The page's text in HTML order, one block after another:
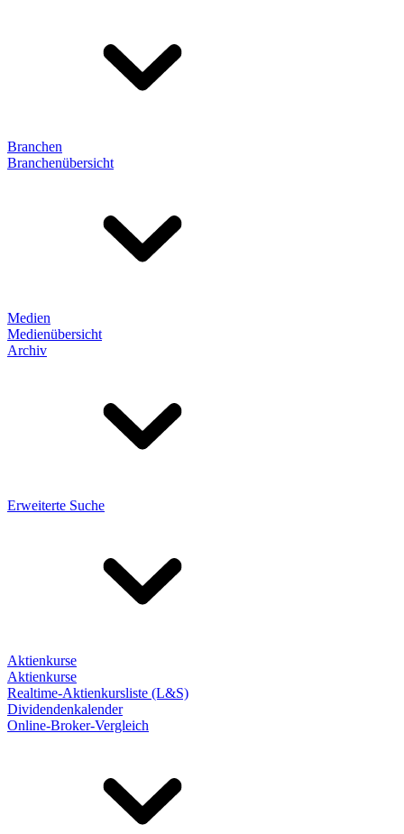
Branchen
Branchenübersicht
Medien
Medienübersicht
Archiv
Erweiterte Suche
Aktienkurse
Aktienkurse
Realtime-Aktienkursliste (L&S)
Dividendenkalender
Online-Broker-Vergleich